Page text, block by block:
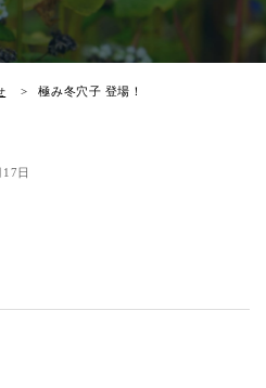
極み冬穴子 登場！
ニュー
クセス
日